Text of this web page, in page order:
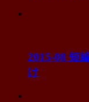
2015-08 短
け